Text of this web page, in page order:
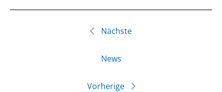
Nächste
News
Vorherige